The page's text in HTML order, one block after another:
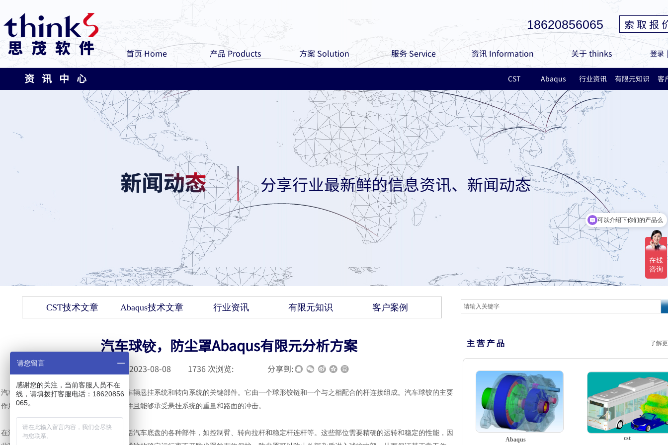
18620856065
登录 |
索 取 报
首页 Home 产品 Products 方案 Solution 服务 Service 资讯 Information 关于 thinks
分享行业最新鲜的信息资讯、新闻动态
资 讯 中 心 CST Abaqus 行业资讯 有限元知识 客
CST技术文章 Abaqus技术文章 行业资讯 有限元知识 客户案例
汽车球铰，防尘罩Abaqus有限元分析方案
2023-08-08 1736 次浏览: 分享到:
汽车球铰（也称为球头铰链）是一种连接车辆悬挂系统和转向系统的关键部件。它由一个球形铰链和一个与之相配合的杆连接组成。汽车球铰的主要
作用是允许车轮在转向时能够自由运动，并且能够承受悬挂系统的重量和路面的冲击。
在汽车工业中，球铰的应用非常广泛，包括汽车底盘的各种部件，如控制臂、转向拉杆和稳定杆连杆等。这些部位需要精确的运转和稳定的性能，因
主 营 产 品 了解
cst
Abaqus
可以介绍下你们的产品么
请您留言
感谢您的关注，当前客服人员不在
线，请填拨打客服电话：18620856
065。